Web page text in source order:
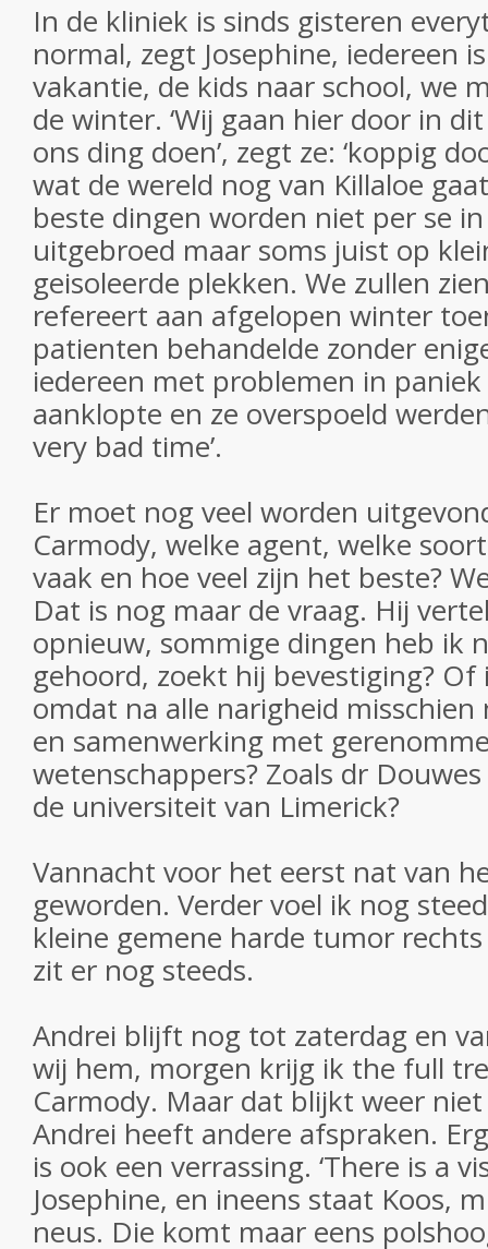
In de kliniek is sinds gisteren
normal, zegt Josephine, iedereen
vakantie, de kids naar school, we
de winter. ‘Wij gaan hier door in
ons ding doen’, zegt ze: ‘koppig
wat de wereld nog van Killaloe
beste dingen worden niet per se
uitgebroed maar soms juist op
geisoleerde plekken. We zullen
refereert aan afgelopen winter
patienten behandelde zonder
iedereen met problemen in paniek
aanklopte en ze overspoeld
very bad time’.
Er moet nog veel worden
Carmody, welke agent, welke
vaak en hoe veel zijn het beste?
Dat is nog maar de vraag. Hij
opnieuw, sommige dingen heb ik
gehoord, zoekt hij bevestiging?
omdat na alle narigheid
en samenwerking met
wetenschappers? Zoals dr
de universiteit van Limerick?
Vannacht voor het eerst nat van
geworden. Verder voel ik nog
kleine gemene harde tumor
zit er nog steeds.
Andrei blijft nog tot zaterdag en
wij hem, morgen krijg ik the full
Carmody. Maar dat blijkt weer
Andrei heeft andere afspraken.
is ook een verrassing. ‘There is a
Josephine, en ineens staat Koos,
neus. Die komt maar eens